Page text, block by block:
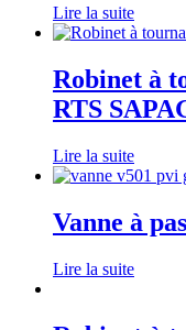
Lire la suite
Robinet à
RTS
Lire la suite
Vanne à
Lire la suite